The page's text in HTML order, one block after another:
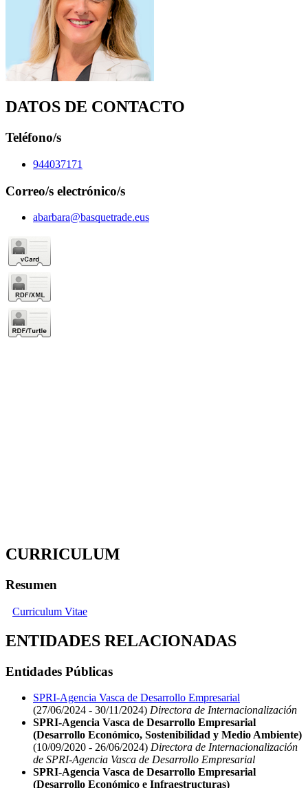
DATOS DE CONTACTO
Teléfono/s
944037171
Correo/s electrónico/s
abarbara@basquetrade.eus
CURRICULUM
Resumen
Curriculum Vitae
ENTIDADES RELACIONADAS
Entidades Públicas
SPRI-Agencia Vasca de Desarrollo Empresarial
(27/06/2024 - 30/11/2024) Directora de Internacionalización
SPRI-Agencia Vasca de Desarrollo Empresarial
(Desarrollo Económico, Sostenibilidad y Medio Ambiente)
(10/09/2020 - 26/06/2024) Directora de Internacionalización
de SPRI-Agencia Vasca de Desarrollo Empresarial
SPRI-Agencia Vasca de Desarrollo Empresarial
(Desarrollo Económico e Infraestructuras)